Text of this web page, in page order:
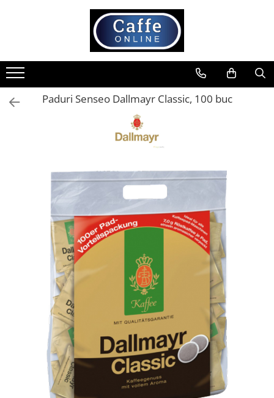
Cafea
Cafea Boabe
Capsule Cafea
Espressoare
Aparate Automate
Aparate clasice
Complementare
Cesti si farfurii
Pahare de cafea
Palete cafea
Paduri Senseo Dallmayr Classic, 100 buc